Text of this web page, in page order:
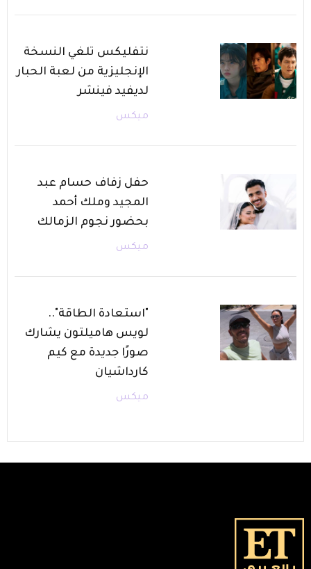
نتفليكس تلغي النسخة
الإنجليزية من لعبة الحبار
لديفيد فينشر
ميكس
حفل زفاف حسام عبد
المجيد وملك أحمد
بحضور نجوم الزمالك
ميكس
"استعادة الطاقة"..
لويس هاميلتون يشارك
صورًا جديدة مع كيم
كارداشيان
ميكس